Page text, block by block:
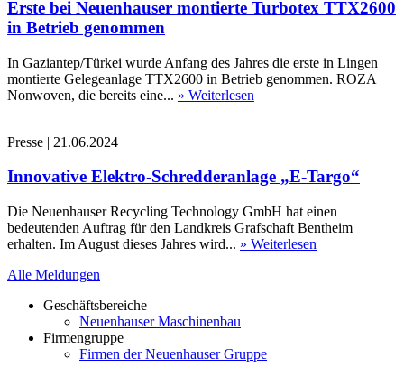
Erste bei Neuenhauser montierte Turbotex TTX2600
in Betrieb genommen
In Gaziantep/Türkei wurde Anfang des Jahres die erste in Lingen
montierte Gelegeanlage TTX2600 in Betrieb genommen. ROZA
Nonwoven, die bereits eine... » Weiterlesen
Presse | 21.06.2024
Innovative Elektro-Schredderanlage „E-Targo“
Die Neuenhauser Recycling Technology GmbH hat einen
bedeutenden Auftrag für den Landkreis Grafschaft Bentheim
erhalten. Im August dieses Jahres wird... » Weiterlesen
Alle Meldungen
Geschäftsbereiche
Neuenhauser Maschinenbau
Firmengruppe
Firmen der Neuenhauser Gruppe